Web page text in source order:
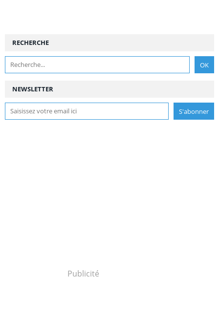
NEWSLETTER
RECHERCHE
Publicité